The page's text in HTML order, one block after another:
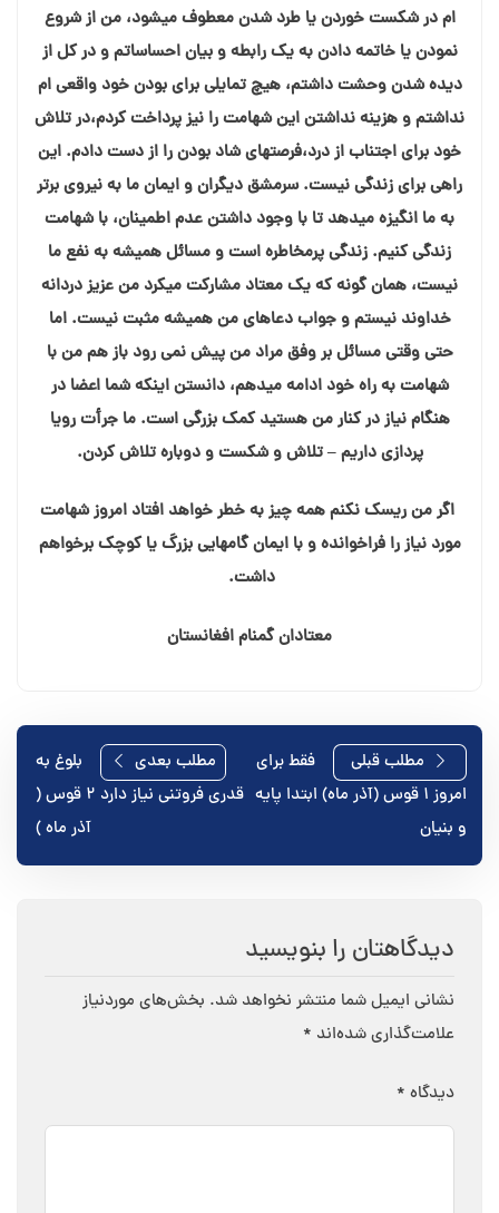
ام در شکست خوردن یا طرد شدن معطوف میشود، من از شروع
نمودن یا خاتمه دادن به یک رابطه و بیان احساساتم و در کل از
دیده شدن وحشت داشتم، هیچ تمایلی برای بودن خود واقعی ام
نداشتم و هزینه نداشتن این شهامت را نیز پرداخت کردم،در تلاش
خود برای اجتناب از درد،فرصتهای شاد بودن را از دست دادم. این
راهی برای زندگی نیست. سرمشق دیگران و ایمان ما به نیروی برتر
به ما انگیزه میدهد تا با وجود داشتن عدم اطمینان، با شهامت
زندگی کنیم. زندگی پرمخاطره است و مسائل همیشه به نفع ما
نیست، همان گونه که یک معتاد مشارکت میکرد من عزيز دردانه
خداوند نیستم و جواب دعاهای من همیشه مثبت نیست. اما
حتی وقتی مسائل بر وفق مراد من پیش نمی رود باز هم من با
شهامت به راه خود ادامه میدهم، دانستن اینکه شما اعضا در
هنگام نیاز در کنار من هستید کمک بزرگی است. ما جرأت رویا
پردازی داریم – تلاش و شکست و دوباره تلاش کردن.
اگر من ریسک نکنم همه چیز به خطر خواهد افتاد امروز شهامت
مورد نیاز را فراخوانده و با ایمان گامهایی بزرگ یا کوچک برخواهم
داشت.
معتادان گمنام افغانستان
راهبری
نوشته
مطلب قبلی
فقط برای
امروز ۱ قوس (آذر ماه) ابتدا پایه
و بنیان
مطلب بعدی
بلوغ به
قدری فروتنی نیاز دارد ۲ قوس (
آذر ماه )
دیدگاهتان را بنویسید
نشانی ایمیل شما منتشر نخواهد شد. بخش‌های موردنیاز
علامت‌گذاری شده‌اند *
دیدگاه *